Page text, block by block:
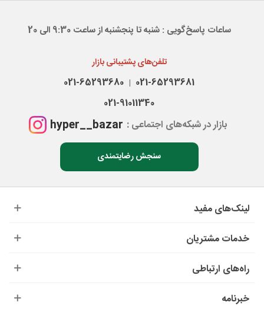
ساعات پاسخ‌گویی : شنبه تا پنجشنبه از ساعت 9:30 الی 20
تلفن‌های پشتیبانی بازار
021-65293681
|
021-65293680
021-91011340
بازار در شبکه‌های اجتماعی : hyper__bazar
سنجش رضایتمندی
لینک‌های مفید
خدمات مشتریان
راه‌های ارتباطی
خبرنامه